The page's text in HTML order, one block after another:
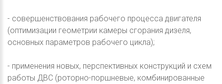
- совершенствования рабочего процесса двигателя
(оптимизации геометрии камеры сгорания дизеля,
основных параметров рабочего цикла);
- применения новых, перспективных конструкций и схем
работы ДВС (роторно-поршневые, комбинированные